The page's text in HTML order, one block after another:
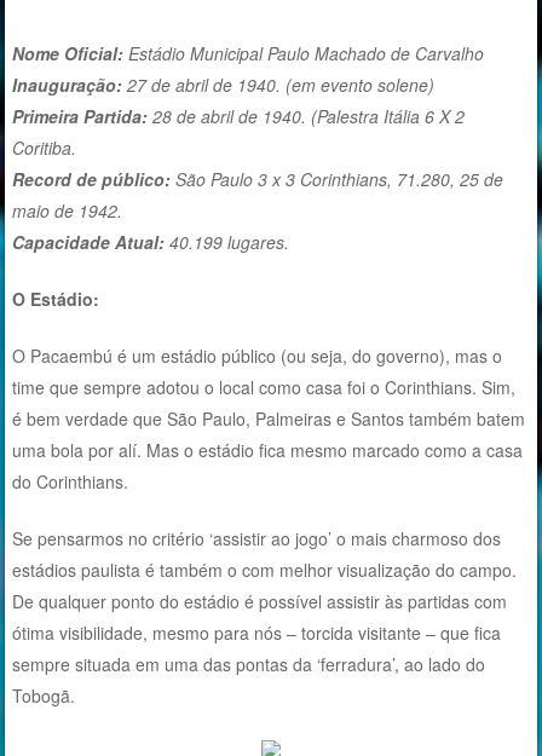
Nome Oficial: Estádio Municipal Paulo Machado de Carvalho
Inauguração: 27 de abril de 1940. (em evento solene)
Primeira Partida:28 de abril de 1940. (Palestra Itália 6 X 2
Coritiba.
Record de público: São Paulo 3 x 3 Corinthians, 71.280, 25 de
maio de 1942.
Capacidade Atual:40.199 lugares.
O Estádio:
O Pacaembú é um estádio público (ou seja, do governo), mas o
time que sempre adotou o local como casa foi o Corinthians. Sim,
é bem verdade que São Paulo, Palmeiras e Santos também batem
uma bola por alí. Mas o estádio fica mesmo marcado como a casa
do Corinthians.
Se pensarmos no critério ‘assistir ao jogo’ o mais charmoso dos
estádios paulista é também o com melhor visualização do campo.
De qualquer ponto do estádio é possível assistir às partidas com
ótima visibilidade, mesmo para nós – torcida visitante – que fica
sempre situada em uma das pontas da ‘ferradura’, ao lado do
Tobogã.